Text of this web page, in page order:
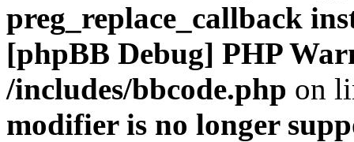
preg_replace_callback
[phpBB Debug] PHP
/includes/bbcode.php on
modifier is no longer